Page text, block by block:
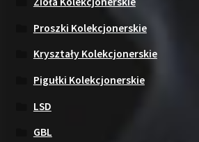
Proszki Kolekcjonerskie
Kryształy Kolekcjonerskie
Pigułki Kolekcjonerskie
LSD
GBL